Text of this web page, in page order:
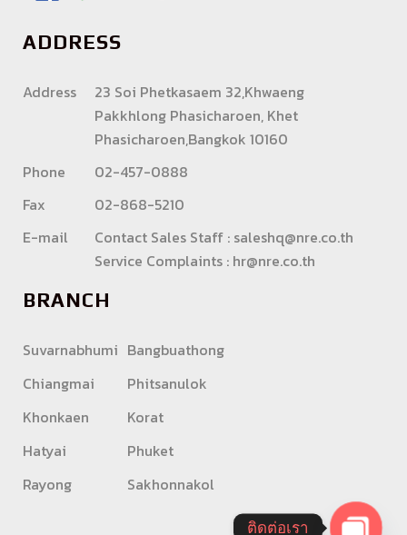
ADDRESS
Address
23 Soi Phetkasaem 32,Khwaeng
Pakkhlong Phasicharoen, Khet
Phasicharoen,Bangkok 10160
Phone
02-457-0888
Fax
02-868-5210
E-mail
Contact Sales Staff : saleshq@nre.co.th
Service Complaints : hr@nre.co.th
BRANCH
Suvarnabhumi Bangbuathong
Chiangmai
Phitsanulok
Khonkaen
Korat
Hatyai
Phuket
Rayong
Sakhonnakol
ติดต่อเรา